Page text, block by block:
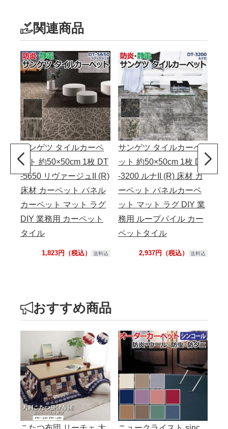
関連商品
サンゲツ タイルカーペ
ット 約50×50cm 1枚 DT
-5650 リヴァージュII (R)
床材 カーペット パネル
カーペット マット ラグ
DIY 業務用 カーペット
タイル
1,823円（税込） 送料込
サンゲツ タイルカーペ
ット 約50×50cm 1枚 DT
-3200 ルナII (R) 床材 カ
ーペット パネルカーペ
ット マット ラグ DIY 業
務用 ループパイル カー
ペットタイル
2,937円（税込） 送料込
-
おすすめ商品